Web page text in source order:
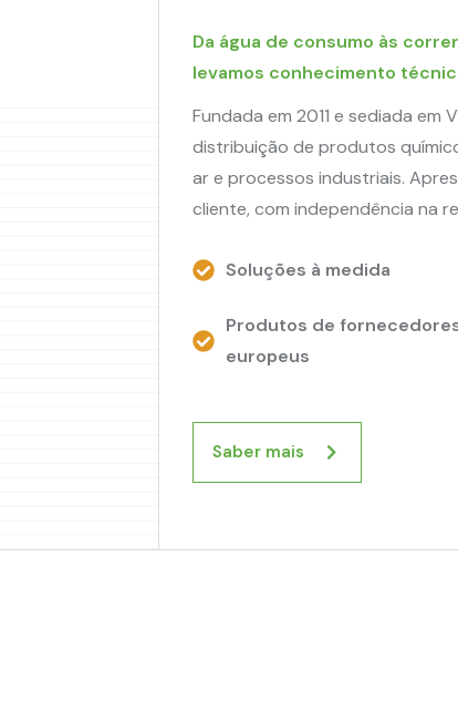
Da água de consumo às
levamos conhecimento
Fundada em 2011 e sediada em
distribuição de produtos
ar e processos industriais.
cliente, com independência na
Soluções à medida
Produtos de
europeus
Saber mais